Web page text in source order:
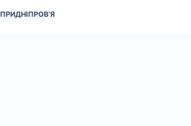
ПРИДНІПРОВ’Я